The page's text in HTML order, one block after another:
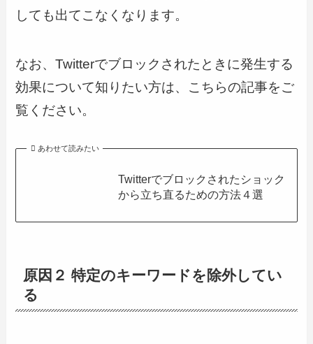
しても出てこなくなります。
なお、Twitterでブロックされたときに発生する
効果について知りたい方は、こちらの記事をご
覧ください。
あわせて読みたい
Twitterでブロックされたショック
から立ち直るための方法４選
原因２ 特定のキーワードを除外してい
る